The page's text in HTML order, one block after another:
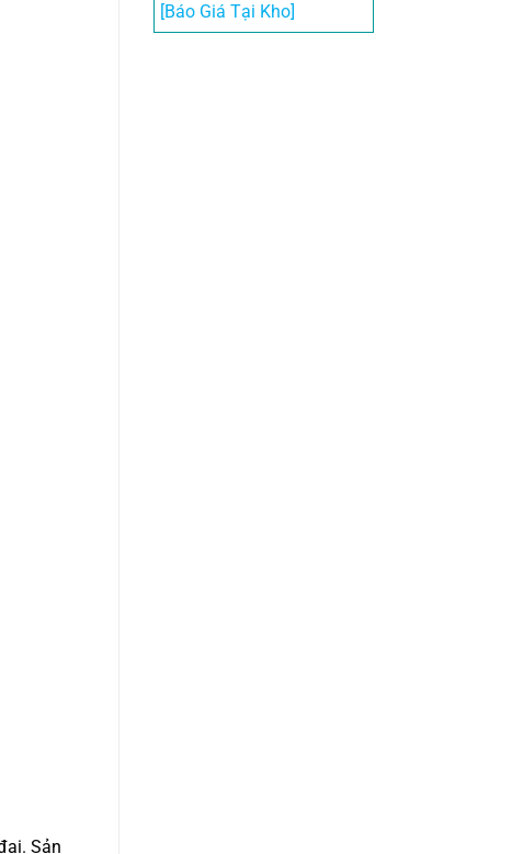
Sản
[Báo Giá Tại Kho]